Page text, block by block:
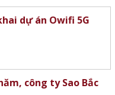
dự án Owifi 5G
công ty Sao Bắc